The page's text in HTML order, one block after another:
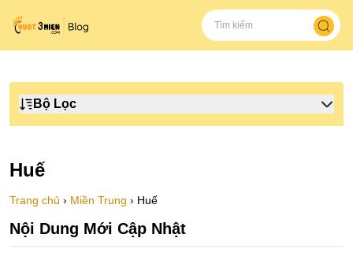
Bộ Lọc
Huế
Trang chủ › Miền Trung › Huế
Nội Dung Mới Cập Nhật